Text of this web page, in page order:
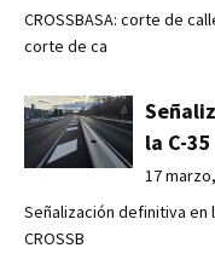
CROSSBASA: corte de
corte de ca
la C-35
17
Señalización definitiva en
CROSSB